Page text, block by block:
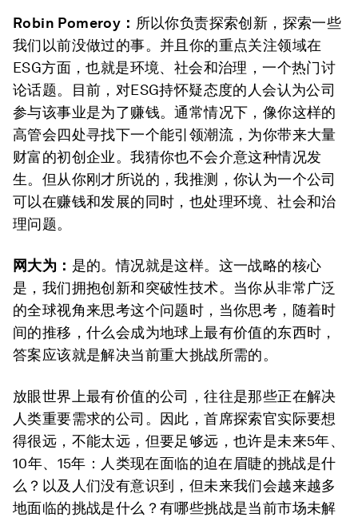
Robin Pomeroy ： 所以你负责探索创新，探索一些
我们以前没做过的事。并且你的重点关注领域在
ESG方面，也就是环境、社会和治理，一个热门讨
论话题。目前，对ESG持怀疑态度的人会认为公司
参与该事业是为了赚钱。通常情况下，像你这样的
高管会四处寻找下一个能引领潮流，为你带来大量
财富的初创企业。我猜你也不会介意这种情况发
生。但从你刚才所说的，我推测，你认为一个公司
可以在赚钱和发展的同时，也处理环境、社会和治
理问题。
网大为： 是的。情况就是这样。这一战略的核心
是，我们拥抱创新和突破性技术。当你从非常广泛
的全球视角来思考这个问题时，当你思考，随着时
间的推移，什么会成为地球上最有价值的东西时，
答案应该就是解决当前重大挑战所需的。
放眼世界上最有价值的公司，往往是那些正在解决
人类重要需求的公司。因此，首席探索官实际要想
得很远，不能太远，但要足够远，也许是未来5年、
10年、15年：人类现在面临的迫在眉睫的挑战是什
么？以及人们没有意识到，但未来我们会越来越多
地面临的挑战是什么？有哪些挑战是当前市场未解